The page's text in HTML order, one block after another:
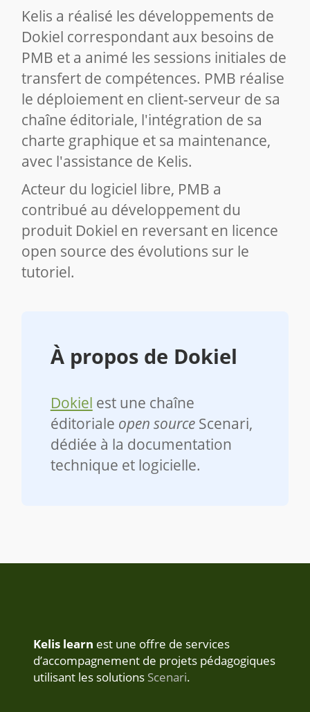
Kelis a réalisé les développements de
Dokiel correspondant aux besoins de
PMB et a animé les sessions initiales de
transfert de compétences. PMB réalise
le déploiement en client-serveur de sa
chaîne éditoriale, l'intégration de sa
charte graphique et sa maintenance,
avec l'assistance de Kelis.
Acteur du logiciel libre, PMB a
contribué au développement du
produit Dokiel en reversant en licence
open source des évolutions sur le
tutoriel.
À propos de Dokiel
Dokiel est une chaîne
éditoriale open sourceScenari,
dédiée à la documentation
technique et logicielle.
Kelis learn est une offre de services
d’accompagnement de projets pédagogiques
utilisant les solutions Scenari.